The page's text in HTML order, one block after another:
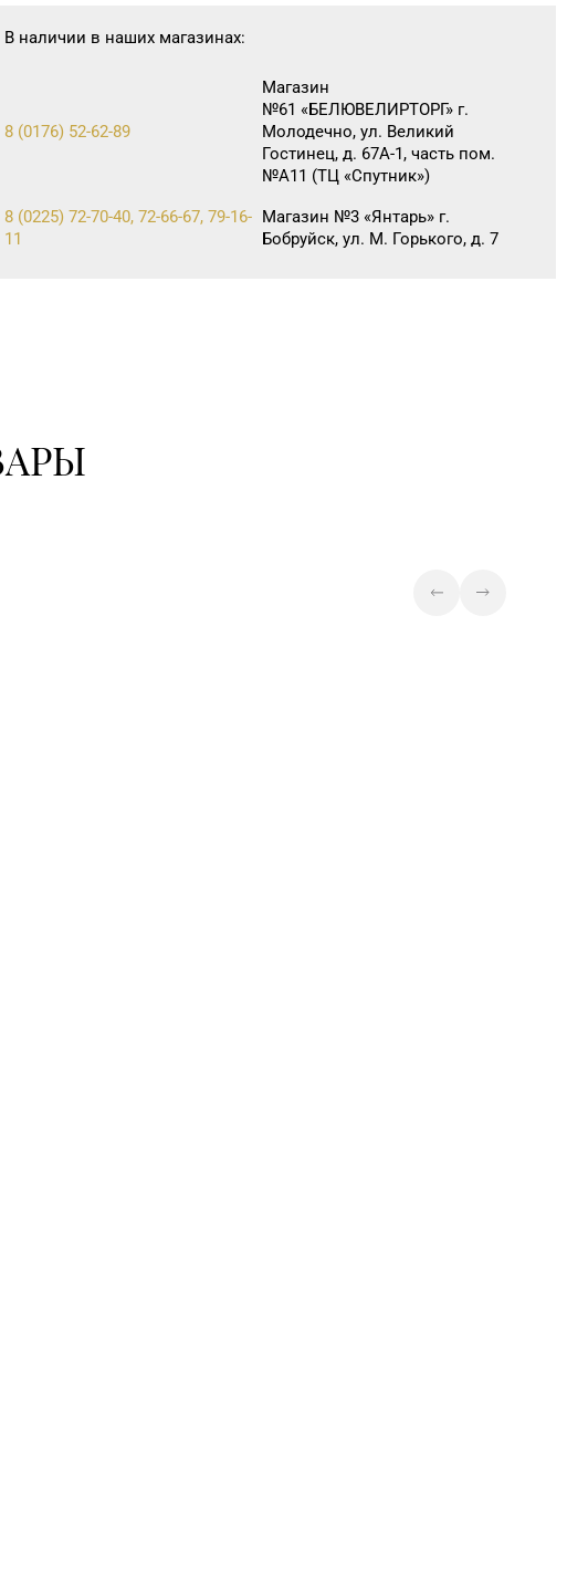
В наличии в наших магазинах:
8 (0176) 52-62-89
Магазин
№61 «БЕЛЮВЕЛИРТОРГ» г.
Молодечно, ул. Великий
Гостинец, д. 67А-1, часть пом.
№А11 (ТЦ «Спутник»)
8 (0225) 72-70-40, 72-66-67, 79-16-
11
Магазин №3 «Янтарь» г.
Бобруйск, ул. М. Горького, д. 7